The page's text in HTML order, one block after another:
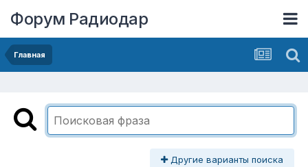
Форум Радиодар
Главная
Другие варианты поиска